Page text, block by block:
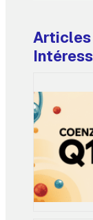
Articles